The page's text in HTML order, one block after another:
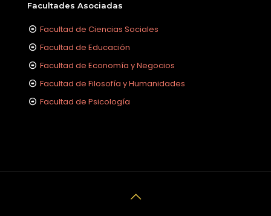
Facultades Asociadas
Facultad de Ciencias Sociales
Facultad de Educación
Facultad de Economía y Negocios
Facultad de Filosofía y Humanidades
Facultad de Psicología